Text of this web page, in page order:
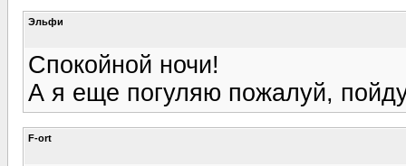
Эльфи
Спокойной ночи!
А я еще погуляю пожалуй,
F-ort